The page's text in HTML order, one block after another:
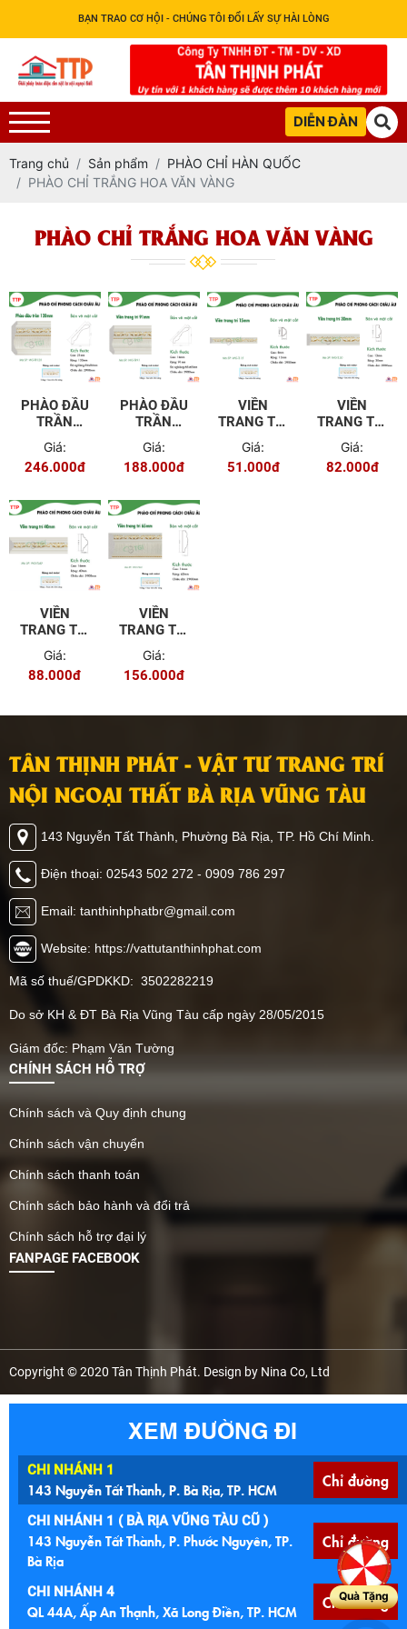
BẠN TRAO CƠ HỘI - CHÚNG TÔI ĐỔI LẤY SỰ HÀI LÒNG
DIỄN ĐÀN
Trang chủ Sản phẩm
PHÀO CHỈ HÀN QUỐC
PHÀO CHỈ TRẮNG HOA VĂN VÀNG
PHÀO CHỈ TRẮNG HOA VĂN VÀNG
PHÀO ĐẦU
TRẦN
120MM
WG-TR120
Giá:
246.000đ
PHÀO ĐẦU
TRẦN
91MM WG-
TR91
Giá:
188.000đ
VIỀN
TRANG TRÍ
15MM WG-
TL15
Giá:
51.000đ
VIỀN
TRANG TRÍ
30MM WG-
TL30
Giá:
82.000đ
VIỀN
TRANG TRÍ
40MM WG-
TL40
Giá:
88.000đ
VIỀN
TRANG TRÍ
65MM WG-
VI65
Giá:
156.000đ
TÂN THỊNH PHÁT - VẬT TƯ TRANG TRÍ
NỘI NGOẠI THẤT BÀ RỊA VŨNG TÀU
143 Nguyễn Tất Thành, Phường Bà Rịa, TP. Hồ Chí Minh.
Điện thoại: 02543 502 272 - 0909 786 297
Email: tanthinhphatbr@gmail.com
Website: https://vattutanthinhphat.com
Mã số thuế/GPDKKD: 3502282219
Do sở KH & ĐT Bà Rịa Vũng Tàu cấp ngày 28/05/2015
Giám đốc: Phạm Văn Tường
CHÍNH SÁCH HỖ TRỢ
Chính sách và Quy định chung
Chính sách vận chuyển
Chính sách thanh toán
Chính sách bảo hành và đổi trả
Chính sách hỗ trợ đại lý
FANPAGE FACEBOOK
Copyright © 2020 Tân Thịnh Phát. Design by Nina Co, Ltd
XEM ĐƯỜNG ĐI
CHI NHÁNH 1
143 Nguyễn Tất Thành, P. Bà Rịa, TP. HCM Chỉ đường
CHI NHÁNH 1 ( BÀ RỊA VŨNG TÀU CŨ )
143 Nguyễn Tất Thành, P. Phước Nguyên, TP.
Bà Rịa
Chỉ đường
CHI NHÁNH 4
QL 44A, Ấp An Thạnh, Xã Long Điền, TP. HCM Chỉ đường
Quà Tặng